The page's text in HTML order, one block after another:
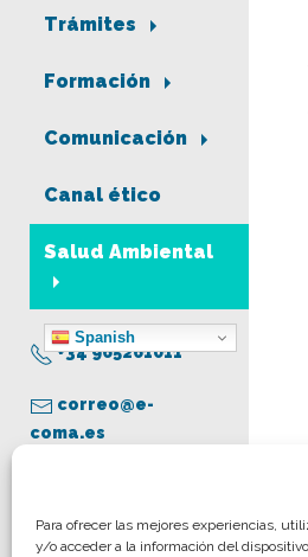
Para ofrecer las mejores experiencias,
y/o acceder a la información del
Trámites
Formación
Comunicación
Canal ético
Salud Ambiental
Spanish
+34 965261011
correo@e-
coma.es
Aviso legal